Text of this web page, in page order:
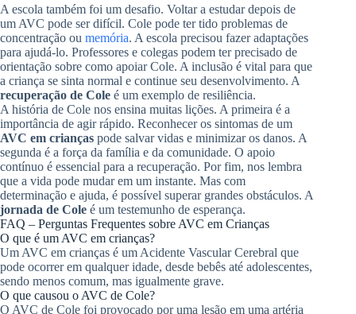
A escola também foi um desafio. Voltar a estudar depois de
um AVC pode ser difícil. Cole pode ter tido problemas de
concentração ou memória. A escola precisou fazer adaptações
para ajudá-lo. Professores e colegas podem ter precisado de
orientação sobre como apoiar Cole. A inclusão é vital para que
a criança se sinta normal e continue seu desenvolvimento. A
recuperação de Cole é um exemplo de resiliência.
A história de Cole nos ensina muitas lições. A primeira é a
importância de agir rápido. Reconhecer os sintomas de um
AVC em crianças pode salvar vidas e minimizar os danos. A
segunda é a força da família e da comunidade. O apoio
contínuo é essencial para a recuperação. Por fim, nos lembra
que a vida pode mudar em um instante. Mas com
determinação e ajuda, é possível superar grandes obstáculos. A
jornada de Cole é um testemunho de esperança.
FAQ – Perguntas Frequentes sobre AVC em Crianças
O que é um AVC em crianças?
Um AVC em crianças é um Acidente Vascular Cerebral que
pode ocorrer em qualquer idade, desde bebês até adolescentes,
sendo menos comum, mas igualmente grave.
O que causou o AVC de Cole?
O AVC de Cole foi provocado por uma lesão em uma artéria